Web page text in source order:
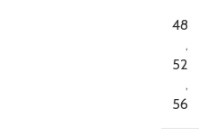
48
,
52
,
56